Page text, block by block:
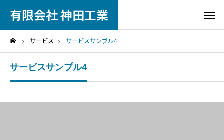
有限会社 神田工業
サービス サービスサンプル4
サービスサンプル4